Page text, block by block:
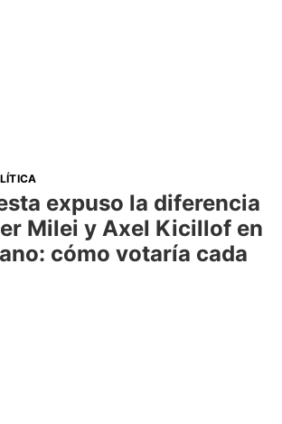
expuso la diferencia
Milei y Axel Kicillof en
cómo votaría cada